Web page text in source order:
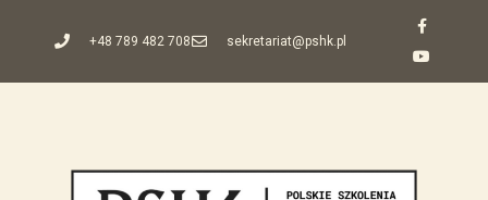
+48 789 482 708 sekretariat@pshk.pl